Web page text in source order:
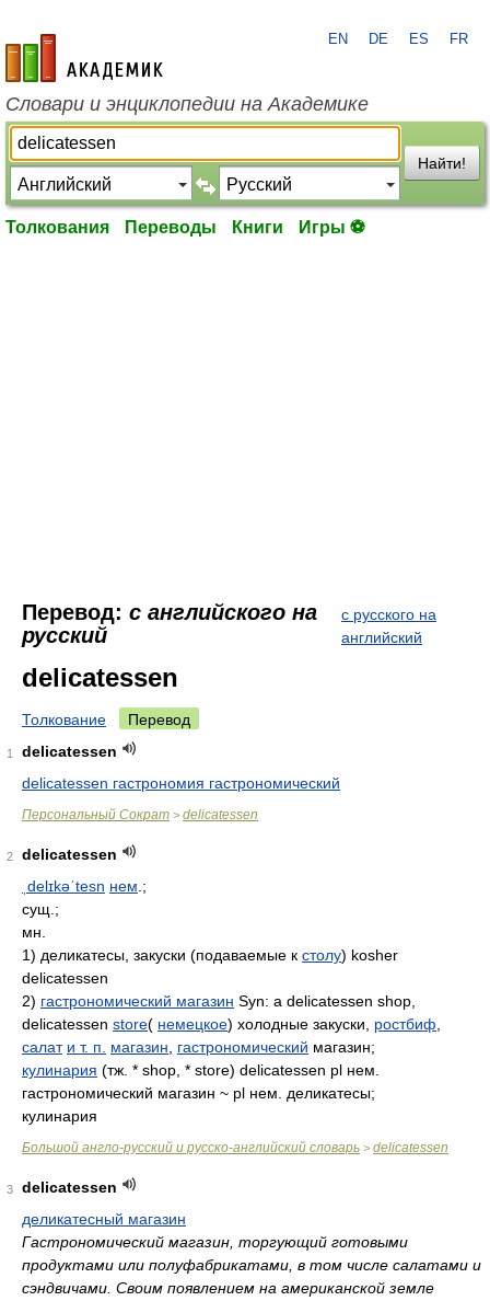
academic.ru
EN DE ES FR
Словари и энциклопедии на Академике
Найти!
Толкования Переводы Книги Игры ⚽
Перевод: с английского на
русский
с русского на
английский
delicatessen
Толкование Перевод
1
delicatessen
delicatessen гастрономия гастрономический
Персональный Сократ > delicatessen
2
delicatessen
ˌdelɪkəˈtesn нем .;
сущ.;
мн.
1) деликатесы, закуски (подаваемые к столу) kosher
delicatessen
2) гастрономический магазин Syn: a delicatessen shop,
delicatessen store( немецкое) холодные закуски, ростбиф
салат и т. п. магазин гастрономический магазин;
кулинария (тж. * shop, * store) delicatessen pl нем.
гастрономический магазин ~ pl нем. деликатесы;
кулинария
Большой англо-русский и русско-английский словарь > delicatessen
3
delicatessen
деликатесный магазин
Гастрономический магазин, торгующий готовыми
продуктами или полуфабрикатами, в том числе салатами и
сэндвичами. Своим появлением на американской земле